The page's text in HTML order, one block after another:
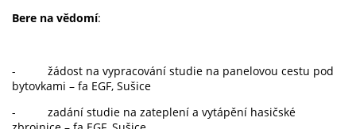
Bere na vědomí:
- žádost na vypracování studie na panelovou cestu pod
bytovkami – fa EGF, Sušice
- zadání studie na zateplení a vytápění hasičské